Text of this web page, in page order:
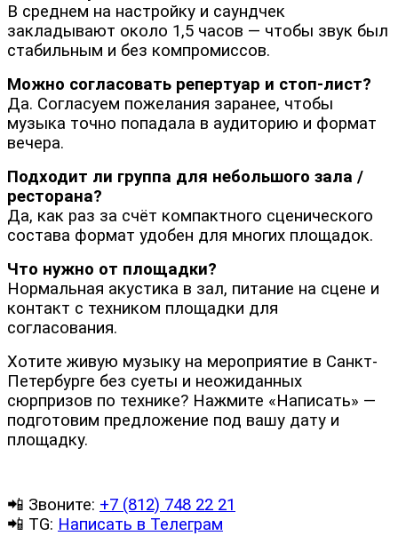
В среднем на настройку и саундчек
закладывают около 1,5 часов — чтобы звук был
стабильным и без компромиссов.
Можно согласовать репертуар и стоп-лист?
Да. Согласуем пожелания заранее, чтобы
музыка точно попадала в аудиторию и формат
вечера.
Подходит ли группа для небольшого зала /
ресторана?
Да, как раз за счёт компактного сценического
состава формат удобен для многих площадок.
Что нужно от площадки?
Нормальная акустика в зал, питание на сцене и
контакт с техником площадки для
согласования.
Хотите живую музыку на мероприятие в Санкт-
Петербурге без суеты и неожиданных
сюрпризов по технике? Нажмите «Написать» —
подготовим предложение под вашу дату и
площадку.
📲 Звоните: +7 (812) 748 22 21
📲 TG: Написать в Телеграм